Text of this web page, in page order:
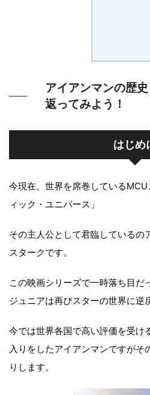
アイアンマンの歴
返ってみよう！
はじめ
今現在、世界を席巻している
ィック・ユニバース」
その主人公として君臨しているの
スタークです。
この映画シリーズで一時落ち目だ
ジュニアは再びスターの世界に逆
今では世界各国で高い評価を受け
入りをしたアイアンマンですがそ
りします。